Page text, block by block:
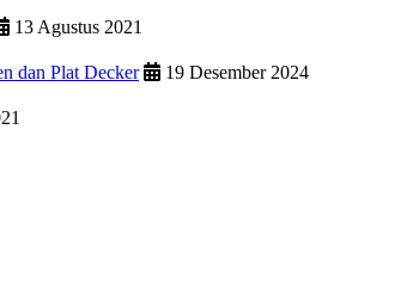
13 Agustus 2021
dan Plat Decker 19 Desember 2024